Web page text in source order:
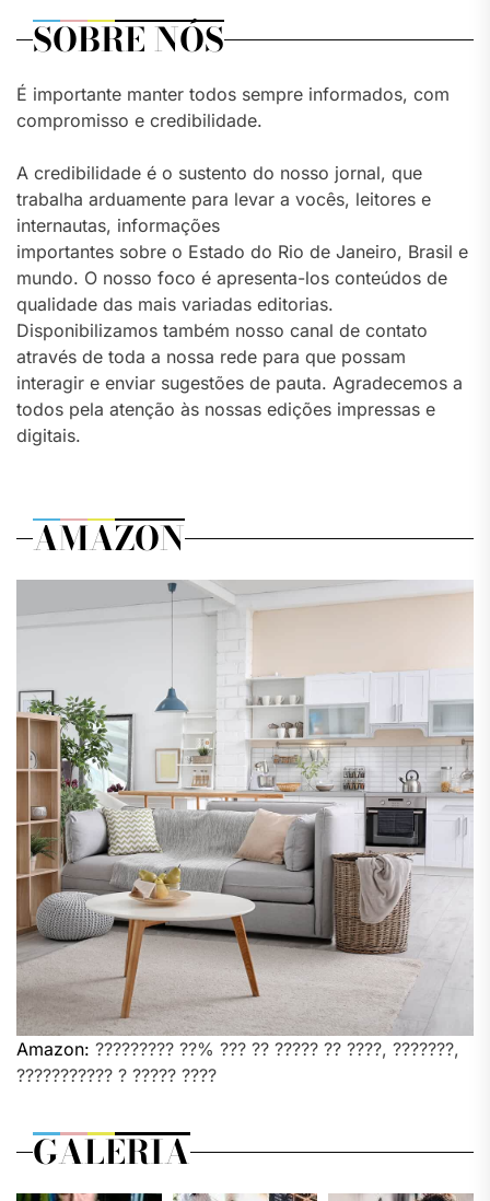
SOBRE NÓS
É importante manter todos sempre informados, com
compromisso e credibilidade.
A credibilidade é o sustento do nosso jornal, que
trabalha arduamente para levar a vocês, leitores e
internautas, informações
importantes sobre o Estado do Rio de Janeiro, Brasil e
mundo. O nosso foco é apresenta-los conteúdos de
qualidade das mais variadas editorias.
Disponibilizamos também nosso canal de contato
através de toda a nossa rede para que possam
interagir e enviar sugestões de pauta. Agradecemos a
todos pela atenção às nossas edições impressas e
digitais.
AMAZON
Amazon: ????????? ??% ??? ?? ????? ?? ????, ???????,
??????????? ? ????? ????
GALERIA